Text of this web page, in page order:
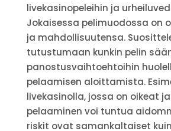
livekasinopeleihin ja
Jokaisessa pelimuodossa on
ja mahdollisuutensa.
tutustumaan kunkin pelin
panostusvaihtoehtoihin
pelaamisen aloittamista.
livekasinolla, jossa on oikeat
pelaaminen voi tuntua
riskit ovat samankaltaiset